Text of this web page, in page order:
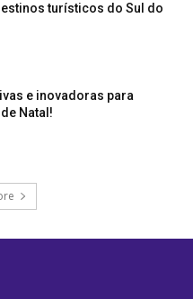
turísticos do Sul do
e inovadoras para
Natal!